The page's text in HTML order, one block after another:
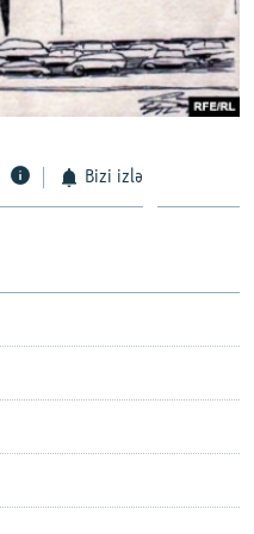
Bizi izlə